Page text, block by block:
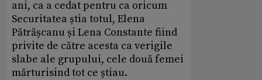
ani, ca a cedat pentru ca oricum
Securitatea știa totul, Elena
Pătrășcanu și Lena Constante fiind
privite de către acesta ca verigile
slabe ale grupului, cele două femei
mărturisind tot ce știau.